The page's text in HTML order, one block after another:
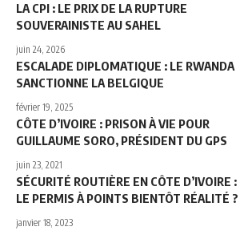
LA CPI : LE PRIX DE LA RUPTURE
SOUVERAINISTE AU SAHEL
juin 24, 2026
ESCALADE DIPLOMATIQUE : LE RWANDA
SANCTIONNE LA BELGIQUE
février 19, 2025
CÔTE D’IVOIRE : PRISON À VIE POUR
GUILLAUME SORO, PRÉSIDENT DU GPS
juin 23, 2021
SÉCURITÉ ROUTIÈRE EN CÔTE D’IVOIRE :
LE PERMIS À POINTS BIENTÔT RÉALITÉ ?
janvier 18, 2023